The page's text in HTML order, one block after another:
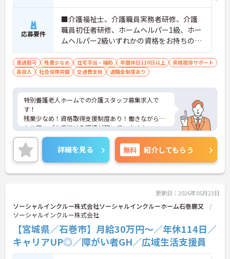
応募要件
■介護福祉士、介護職員実務者研修、介護
職員初任者研修、ホームヘルパー1級、ホー
ムヘルパー2級いずれかの資格をお持ちの方
※介護福祉士尚可 ■普通自動車運転免許（A
T限定可）
車通勤可 残業少なめ 住宅手当・補助 年間休日110日以上
資格取得サポート
高収入
社会保険完備 交通費支給 退職金制度あり
特別養護老人ホームでの介護スタッフ募集求人で
す！
残業少なめ！資格取得支援制度あり！働きながらス
キルアップを目指せる環境が整っています！
ご興味ある方には、面接のポイントなど、さらに詳
細をお話致しますのでお気軽にご相談ください。
詳細を見る 無料 紹介してもらう
更新日：2026年05月23日
ソーシャルインクルー株式会社ソーシャルインクルーホーム石巻鹿又
ソーシャルインクルー株式会社
【宮城県／石巻市】月給30万円～／年休114日／
キャリアUP◎／障がい者GH／広域生活支援員